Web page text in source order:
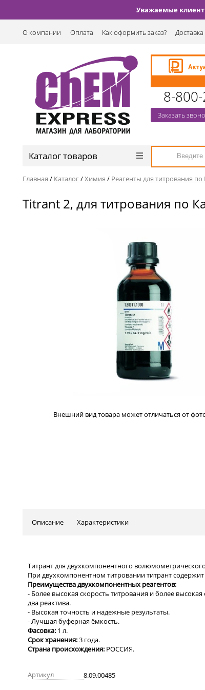
Уважаемые
О компании Оплата Как оформить заказ? Доставка
8-
Заказать
Каталог товаров
Главная / Каталог/Химия / Реагенты для титрования
Titrant 2, для титрования по
Внешний вид товара может отличаться от
Описание Характеристики
Титрант для двухкомпонентного
При двухкомпонентном титровании титрант содержит
Преимущества двухкомпонентных реагентов:
- Более высокая скорость титрования и более
два реактива.
- Высокая точность и надежные результаты.
- Лучшая буферная ёмкость.
Фасовка: 1 л.
Срок хранения:3 года.
Страна происхождения: РОССИЯ.
Артикул
8.09.00485